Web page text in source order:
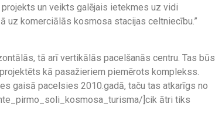
un veikts galējais ietekmes uz vidi
uz komerciālās kosmosa stacijas celtniecību.”
tā arī vertikālās pacelšanās centru. Tas būs
kā pasažieriem piemērots komplekss.
gaisā pacelsies 2010.gadā, taču tas atkarīgs no
]cik ātri tiks